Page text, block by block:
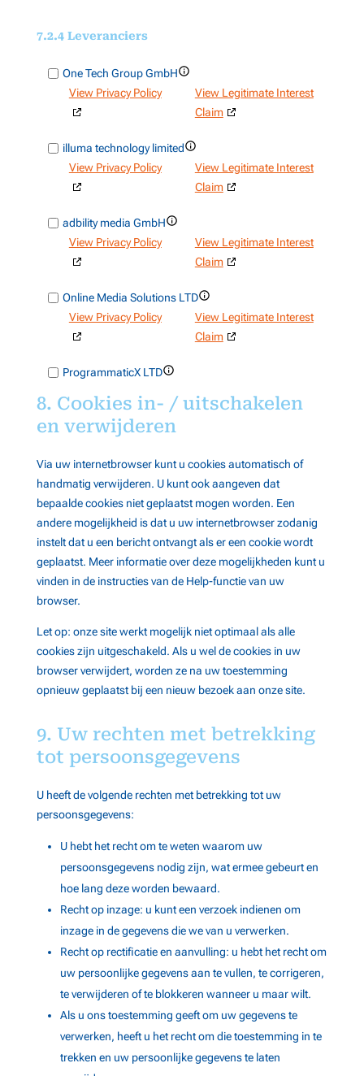
7.2.4 Leveranciers
One Tech Group GmbHToon
details
voor
Tech
Group
GmbH
View Privacy Policy
View Legitimate Interest
Claim
illuma technology limitedToon
details
voor
limited
View Privacy Policy
View Legitimate Interest
Claim
adbility media GmbHToon
details
media
GmbH
View Privacy Policy
View Legitimate Interest
Claim
Online Media Solutions LTDToon
details
voor
Solutions
LTD
View Privacy Policy
View Legitimate Interest
Claim
ProgrammaticX LTDToon
voor
ProgrammaticX
Claim
details
voor
Target
Better
Inc
View Privacy Policy
View Legitimate Interest
Claim
GetmediaMX LLCToon
details
voor
GetmediaMX
View Privacy Policy
View Legitimate Interest
Claim
WNSDY Media AB
voor
WNSDY
Media
AB
Claim
adbility online GmbHToon
details
adbility
GmbH
View Privacy Policy
View Legitimate Interest
Niet-TCF-leverancier
voor
Claim
details
voor
Claim
Adriver Niet-TCF-leverancier
Toon
details
voor
Adriver
View Privacy Policy
View Legitimate Interest
Claim
Adtelligence Niet-TCF-leverancier
Toon
details
voor
Adtelligence
View Privacy Policy
View Legitimate Interest
Claim
8. Cookies in- / uitschakelen
en verwijderen
Via uw internetbrowser kunt u cookies automatisch of
handmatig verwijderen. U kunt ook aangeven dat
bepaalde cookies niet geplaatst mogen worden. Een
andere mogelijkheid is dat u uw internetbrowser zodanig
instelt dat u een bericht ontvangt als er een cookie wordt
geplaatst. Meer informatie over deze mogelijkheden kunt u
vinden in de instructies van de Help-functie van uw
browser.
Let op: onze site werkt mogelijk niet optimaal als alle
cookies zijn uitgeschakeld. Als u wel de cookies in uw
browser verwijdert, worden ze na uw toestemming
opnieuw geplaatst bij een nieuw bezoek aan onze site.
9. Uw rechten met betrekking
tot persoonsgegevens
U heeft de volgende rechten met betrekking tot uw
persoonsgegevens:
U hebt het recht om te weten waarom uw
persoonsgegevens nodig zijn, wat ermee gebeurt en
hoe lang deze worden bewaard.
Recht op inzage: u kunt een verzoek indienen om
inzage in de gegevens die we van u verwerken.
Recht op rectificatie en aanvulling: u hebt het recht om
uw persoonlijke gegevens aan te vullen, te corrigeren,
te verwijderen of te blokkeren wanneer u maar wilt.
Als u ons toestemming geeft om uw gegevens te
verwerken, heeft u het recht om die toestemming in te
trekken en uw persoonlijke gegevens te laten